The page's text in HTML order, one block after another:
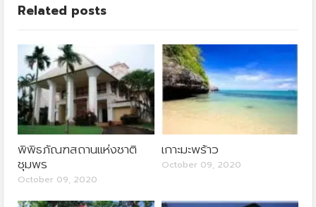
Related posts
พิพิธภัณฑสถานแห่งชาติ
ชุมพร
October 09, 2020
เกาะมะพร้าว
October 09, 2020